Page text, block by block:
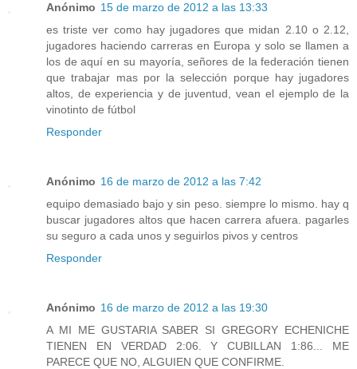
Anónimo 15 de marzo de 2012 a las 13:33
es triste ver como hay jugadores que midan 2.10 o 2.12,
jugadores haciendo carreras en Europa y solo se llamen a
los de aquí en su mayoría, señores de la federación tienen
que trabajar mas por la selección porque hay jugadores
altos, de experiencia y de juventud, vean el ejemplo de la
vinotinto de fútbol
Responder
Anónimo 16 de marzo de 2012 a las 7:42
equipo demasiado bajo y sin peso. siempre lo mismo. hay q
buscar jugadores altos que hacen carrera afuera. pagarles
su seguro a cada unos y seguirlos pivos y centros
Responder
Anónimo 16 de marzo de 2012 a las 19:30
A MI ME GUSTARIA SABER SI GREGORY ECHENICHE
TIENEN EN VERDAD 2:06. Y CUBILLAN 1:86... ME
PARECE QUE NO, ALGUIEN QUE CONFIRME.